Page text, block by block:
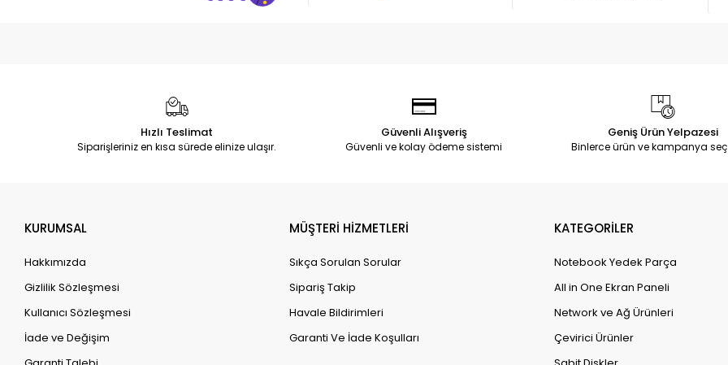
Hızlı Teslimat
Siparişleriniz en kısa sürede elinize ulaşır.
Güvenli Alışveriş
Güvenli ve kolay ödeme sistemi
Geniş Ürün Yelpazesi
Binlerce ürün ve kampanya
KURUMSAL
Hakkımızda
Gizlilik Sözleşmesi
Kullanıcı Sözleşmesi
İade ve Değişim
MÜŞTERİ HİZMETLERİ
Sıkça Sorulan Sorular
Sipariş Takip
Havale Bildirimleri
Garanti Ve İade Koşulları
KATEGORİLER
Notebook Yedek Parça
All in One Ekran Paneli
Network ve Ağ Ürünleri
Çevirici Ürünler